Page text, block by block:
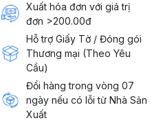
Xuất hóa đơn với giá trị
đơn >200.00đ
Hỗ trợ Giấy Tờ / Đóng gói
Thương mại (Theo Yêu
Cầu)
Đổi hàng trong vòng 07
ngày nếu có lỗi từ Nhà Sản
Xuất